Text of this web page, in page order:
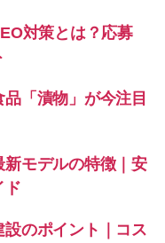
対策とは？応募
「漬物」が今注目
モデルの特徴｜安
ド
のポイント｜コス